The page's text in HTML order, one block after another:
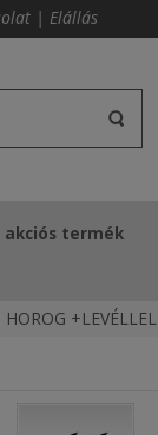
| Elállás
akciós termék
+LEVÉLLEL